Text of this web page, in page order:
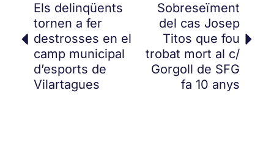
Els delinqüents
tornen a fer
destrosses en el
camp municipal
d’esports de
Vilartagues
Sobreseïment
del cas Josep
Titos que fou
trobat mort al c/
Gorgoll de SFG
fa 10 anys